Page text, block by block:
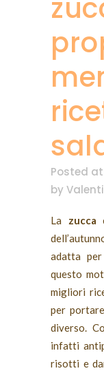
Posted at
by
La zucca
adatta
questo
migliori
per
diverso.
infatti
risotti e